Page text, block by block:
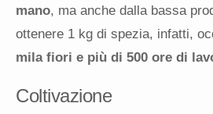
mano, ma anche dalla bassa
ottenere 1 kg di spezia, infatti,
mila fiori e più di 500 ore di
Coltivazione